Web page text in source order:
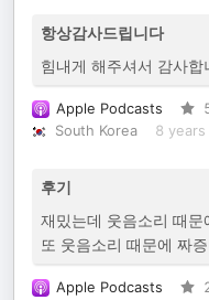
항상감사드립니다
힘내게 해주셔서 감사합
Apple Podcasts
South Korea
8 years
후기
재밌는데 웃음소리 때
또 웃음소리 때문에 짜
Apple Podcasts